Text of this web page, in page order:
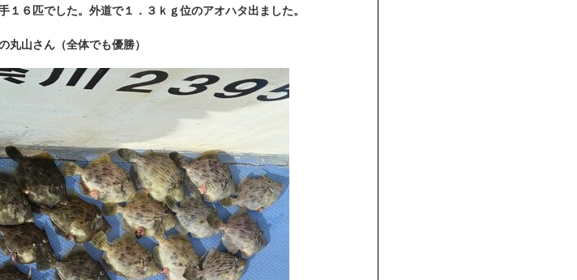
６匹でした。外道で１．３ｋｇ位のアオハタ出ました。
山さん（全体でも優勝）